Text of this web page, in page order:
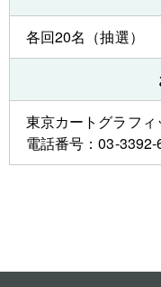
各回20名（抽選）
東京カートグラフ
電話番号：03-3392-